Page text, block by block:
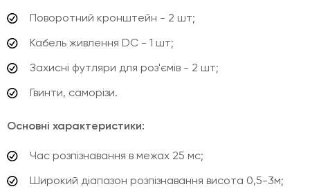
Поворотний кронштейн - 2 шт;
Кабель живлення DC - 1 шт;
Захисні футляри для роз'ємів - 2 шт;
Гвинти, саморізи.
Основні характеристики:
Час розпізнавання в межах 25 мс;
Широкий діапазон розпізнавання висота 0,5-3м;